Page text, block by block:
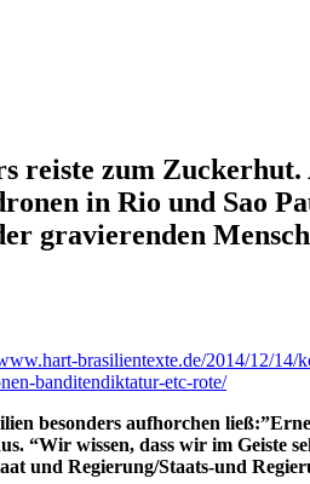
reiste zum
in Rio und Sao
gravierenden
brasilientexte.de/2014/12/14/
banditendiktatur-etc-rote/
besonders aufhorchen
“Wir wissen, dass wir im Geiste
und Regierung/Staats-und